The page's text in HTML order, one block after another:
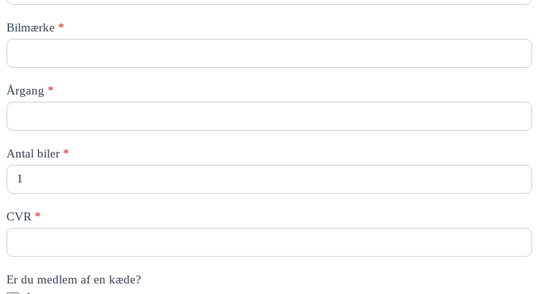
All
pages
Bilmærke *
Årgang *
Antal biler *
CVR *
Er du medlem af en kæde?